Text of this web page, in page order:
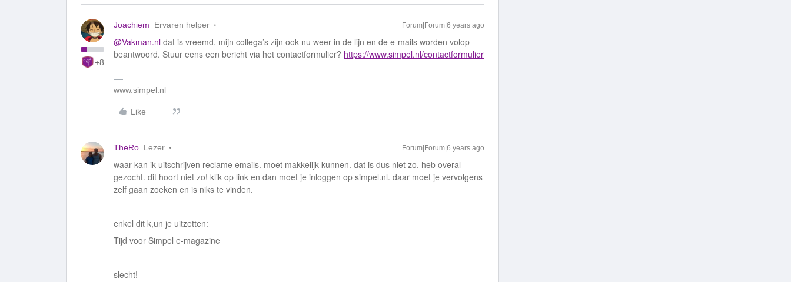
+8
Joachiem Ervaren helper Forum|Forum|6 years ago
@Vakman.nl dat is vreemd, mijn collega’s zijn ook nu weer in de lijn en de e-mails worden volop
beantwoord. Stuur eens een bericht via het contactformulier? https://www.simpel.nl/contactformulier
www.simpel.nl
Like
TheRo Lezer Forum|Forum|6 years ago
waar kan ik uitschrijven reclame emails. moet makkelijk kunnen. dat is dus niet zo. heb overal
gezocht. dit hoort niet zo! klik op link en dan moet je inloggen op simpel.nl. daar moet je vervolgens
zelf gaan zoeken en is niks te vinden.
enkel dit k,un je uitzetten:
Tijd voor Simpel e-magazine
slecht!